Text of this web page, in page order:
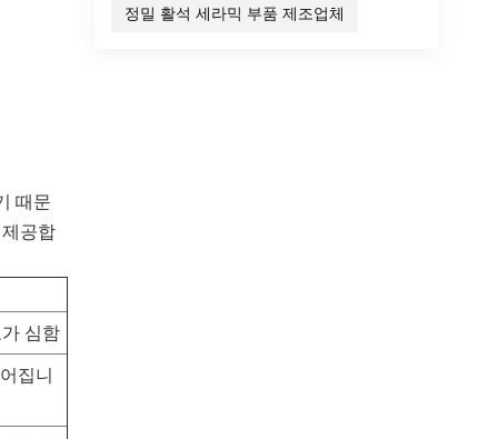
정밀 활석 세라믹 부품 제조업체
때문
공합
심함
집니